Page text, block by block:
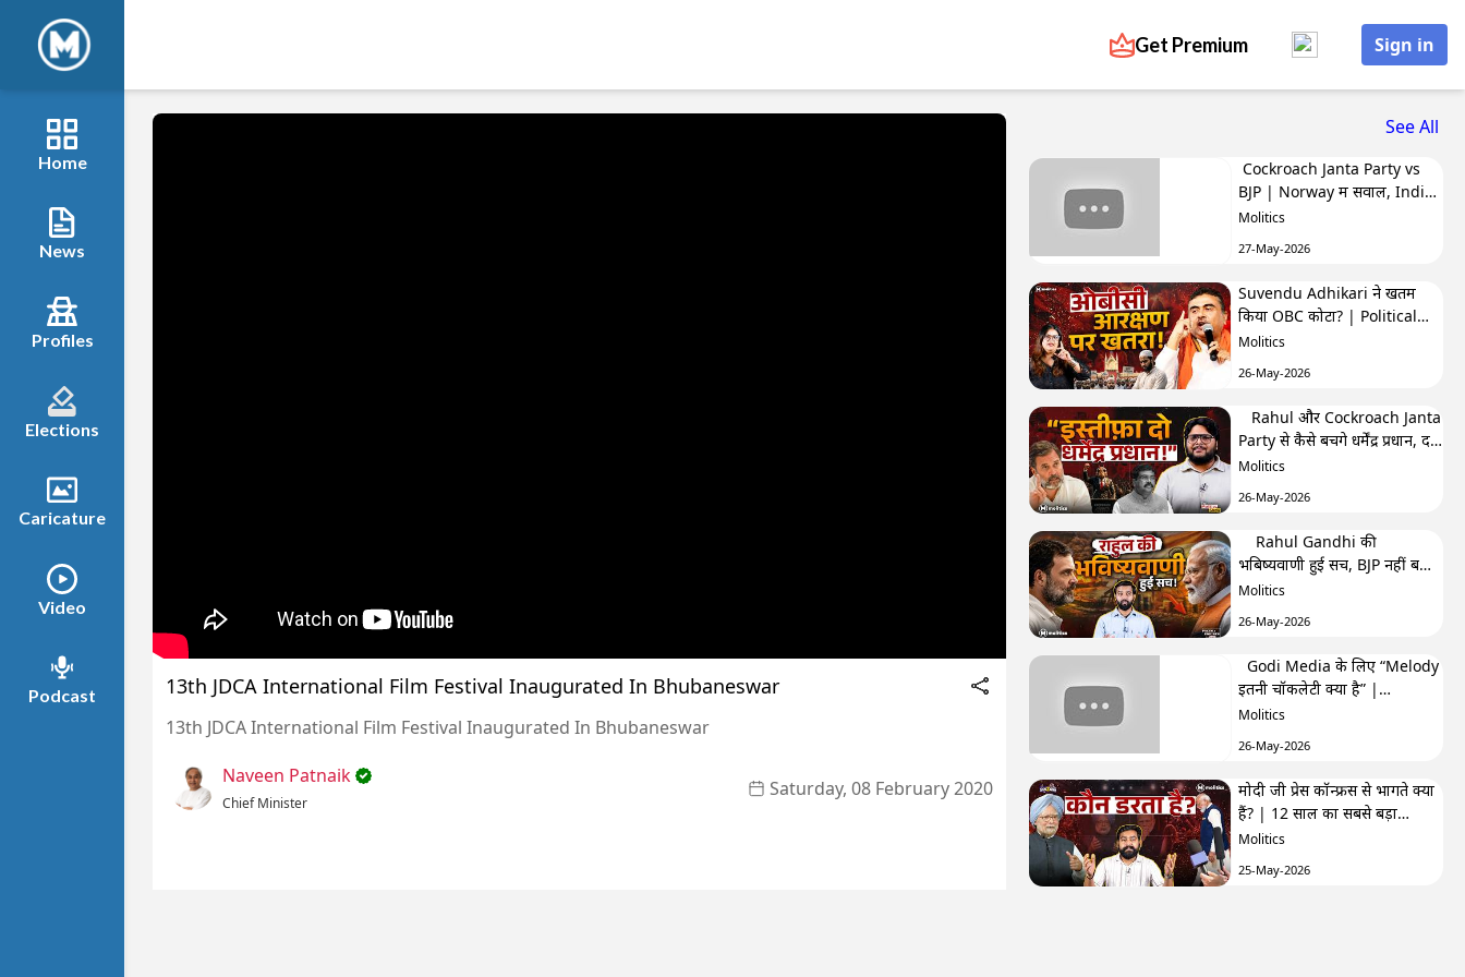
Get Premium Sign in
Home
News
Profiles
Elections
Caricature
Video
Podcast 13th JDCA International Film Festival Inaugurated In Bhubaneswar
13th JDCA International Film Festival Inaugurated In Bhubaneswar
Naveen Patnaik
Chief Minister
Saturday, 08 February 2020
See All
Cockroach Janta Party vs
BJP | Norway में सवाल, India
में बवाल | Hafte Ki Highlights
Molitics
27-May-2026
Suvendu Adhikari ने खतम
किया OBC कोटा? | Political
Naari by Nivedita
Molitics
26-May-2026
Rahul और Cockroach Janta
Party से कैसे बचेंगे धर्मेंद्र प्रधान, देंगे
इस्तीफा? | The Molitics Show
Molitics
26-May-2026
भबिष्यवाणी हुई सच, BJP नहीं बना
पाएगी अब सरकार? | F&F Ep-
Molitics
26-May-2026
Godi Media के लिए “Melody
इतनी चॉकलेटी क्यों है” |
TRPhobia by Nivedita
Molitics
26-May-2026
मोदी जी प्रेस कॉन्फ्रेंस से भागते क्यों
हैं? | 12 साल का सबसे बड़ा
सवाल| GenZistan मोदी जी प्रेस
साल का सबसे बड़ा सवाल|
Molitics
25-May-2026